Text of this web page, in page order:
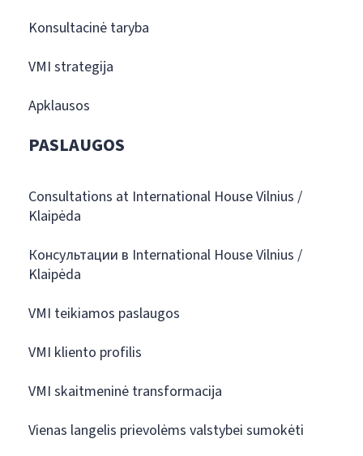
Konsultacinė taryba
VMI strategija
Apklausos
PASLAUGOS
Consultations at International House Vilnius /
Klaipėda
Консультации в International House Vilnius /
Klaipėda
VMI teikiamos paslaugos
VMI kliento profilis
VMI skaitmeninė transformacija
Vienas langelis prievolėms valstybei sumokėti